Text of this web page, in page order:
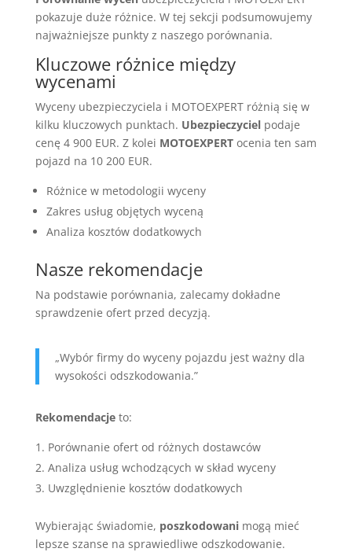
pokazuje duże różnice. W tej sekcji podsumowujemy
najważniejsze punkty z naszego porównania.
Kluczowe różnice między
wycenami
Wyceny ubezpieczyciela i MOTOEXPERT różnią się w
kilku kluczowych punktach. Ubezpieczycielpodaje
cenę 4 900 EUR. Z kolei MOTOEXPERTocenia ten sam
pojazd na 10 200 EUR.
Różnice w metodologii wyceny
Zakres usług objętych wyceną
Analiza kosztów dodatkowych
Nasze rekomendacje
Na podstawie porównania, zalecamy dokładne
sprawdzenie ofert przed decyzją.
„Wybór firmy do wyceny pojazdu jest ważny dla
wysokości odszkodowania.”
Rekomendacjeto:
Porównanie ofert od różnych dostawców
Analiza usług wchodzących w skład wyceny
Uwzględnienie kosztów dodatkowych
Wybierając świadomie, poszkodowanimogą mieć
lepsze szanse na sprawiedliwe odszkodowanie.